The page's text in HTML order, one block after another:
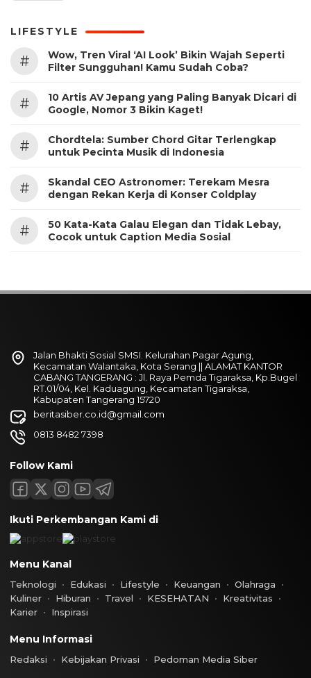
LIFESTYLE
#
Wow, Tren Viral ‘AI Look’ Bikin Wajah Seperti
Filter Sungguhan! Kamu Sudah Coba?
#
10 Artis AV Jepang yang Paling Banyak Dicari di
Google, Nomor 3 Bikin Kaget!
#
Chordtela: Sumber Chord Gitar Terlengkap
untuk Pecinta Musik di Indonesia
#
Skandal CEO Astronomer: Terekam Mesra
dengan Rekan Kerja di Konser Coldplay
#
50 Kata-Kata Galau Elegan dan Tidak Lebay,
Cocok untuk Caption Media Sosial
Jalan Bhakti Sosial SMSI. Kelurahan Pagar Agung,
Kecamatan Walantaka, Kota Serang || ALAMAT KANTOR
CABANG TANGERANG : Jl. Raya Pemda Tigaraksa, Kp.Bugel
RT.01/04, Kel. Kaduagung, Kecamatan Tigaraksa,
Kabupaten Tangerang 15720
beritasiber.co.id@gmail.com
0813 8482 7398
Follow Kami
Ikuti Perkembangan Kami di
Menu Kanal
Teknologi Edukasi Lifestyle Keuangan
Olahraga
Kuliner
Hiburan Travel KESEHATAN
Kreativitas
Karier
Inspirasi
Menu Informasi
Redaksi Kebijakan Privasi Pedoman Media Siber